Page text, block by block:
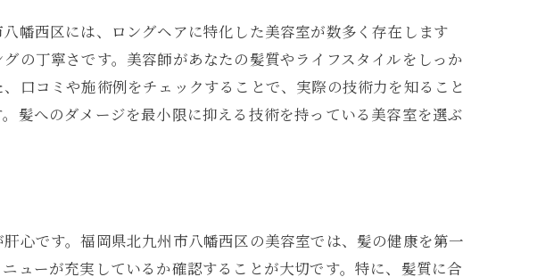
重要性
コツ
ントの選び方
幡西区には、ロングヘアに特化した美容室が数多く存在します
の丁寧さです。美容師があなたの髪質やライフスタイルをしっか
口コミや施術例をチェックすることで、実際の技術力を知ること
髪へのダメージを最小限に抑える技術を持っている美容室を選ぶ
心です。福岡県北九州市八幡西区の美容室では、髪の健康を第一
ューが充実しているか確認することが大切です。特に、髪質に合